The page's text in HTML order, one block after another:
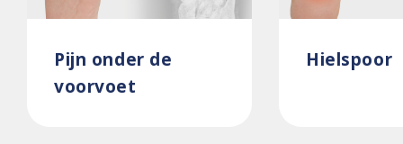
Pijn onder de
voorvoet
Hielspoor